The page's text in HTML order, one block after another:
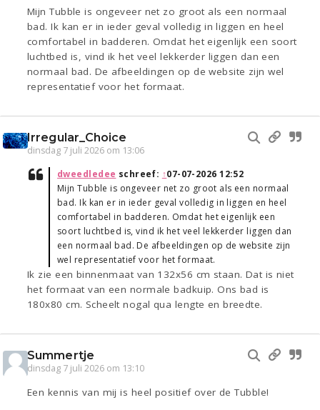
Mijn Tubble is ongeveer net zo groot als een normaal
bad. Ik kan er in ieder geval volledig in liggen en heel
comfortabel in badderen. Omdat het eigenlijk een soort
luchtbed is, vind ik het veel lekkerder liggen dan een
normaal bad. De afbeeldingen op de website zijn wel
representatief voor het formaat.
Irregular_Choice
dinsdag 7 juli 2026 om 13:06
dweedledee schreef: ↑07-07-2026 12:52
Mijn Tubble is ongeveer net zo groot als een normaal
bad. Ik kan er in ieder geval volledig in liggen en heel
comfortabel in badderen. Omdat het eigenlijk een
soort luchtbed is, vind ik het veel lekkerder liggen dan
een normaal bad. De afbeeldingen op de website zijn
wel representatief voor het formaat.
Ik zie een binnenmaat van 132x56 cm staan. Dat is niet
het formaat van een normale badkuip. Ons bad is
180x80 cm. Scheelt nogal qua lengte en breedte.
Summertje
dinsdag 7 juli 2026 om 13:10
Een kennis van mij is heel positief over de Tubble!